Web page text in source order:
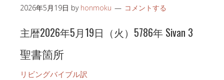
2026年5月19日 by honmoku コメントする
主暦2026年5月19日（火）5786年 Sivan 3
聖書箇所
リビングバイブル訳